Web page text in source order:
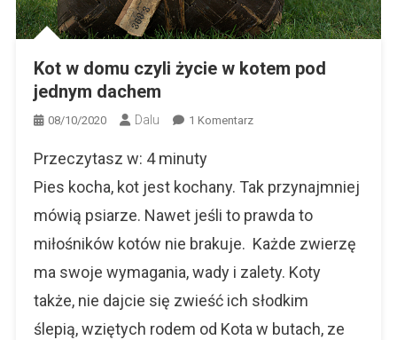
Kot w domu czyli życie w kotem pod
jednym dachem
08/10/2020 Dalu 1 KomentarzDo
Domu
Życie
W
Kotem
Jednym
Dachem
Przeczytasz w: 4 minuty
Pies kocha, kot jest kochany. Tak przynajmniej
mówią psiarze. Nawet jeśli to prawda to
miłośników kotów nie brakuje. Każde zwierzę
ma swoje wymagania, wady i zalety. Koty
także, nie dajcie się zwieść ich słodkim
ślepią, wziętych rodem od Kota w butach, ze